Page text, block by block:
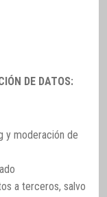
DE DATOS:
y moderación de
a terceros, salvo